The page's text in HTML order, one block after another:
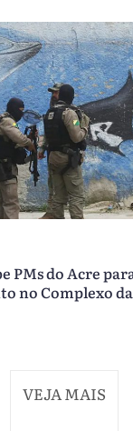
PMs do Acre
no Complexo
VEJA MAIS